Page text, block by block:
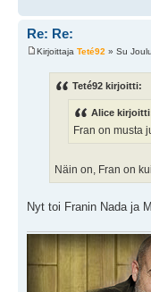
Re: Re:
Kirjoittaja Teté92 » Su
Teté92 kirjoitti:
Alice
Fran on musta
Näin on, Fran on
Nyt toi Franin Nada ja